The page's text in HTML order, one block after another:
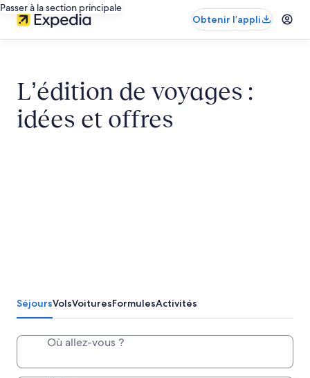
Passer à la section principale
Obtenir l’appli
L’édition de voyages :
idées et offres
SéjoursVolsVoituresFormulesActivités
Où allez-vous ?